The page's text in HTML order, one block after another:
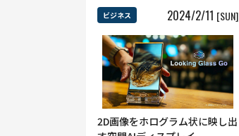
ビジネス 2024/2/11 [SUN]
2D画像をホログラム状に映し出